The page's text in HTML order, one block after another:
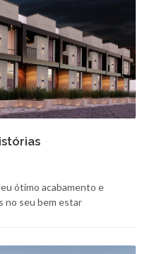
ótimo acabamento e
no seu bem estar